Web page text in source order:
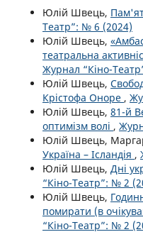
Юлій Швець,
Театр”: № 6 (2024)
Юлій Швець,
театральна
Журнал “Кіно-
Юлій Швець,
Крістофа Оноре ,
Юлій Швець, 81-й
оптимізм волі ,
Юлій Швець,
Україна – Ісландія ,
Юлій Швець, Дні
“Кіно-Театр”: № 2
Юлій Швець,
помирати (в
“Кіно-Театр”: № 2